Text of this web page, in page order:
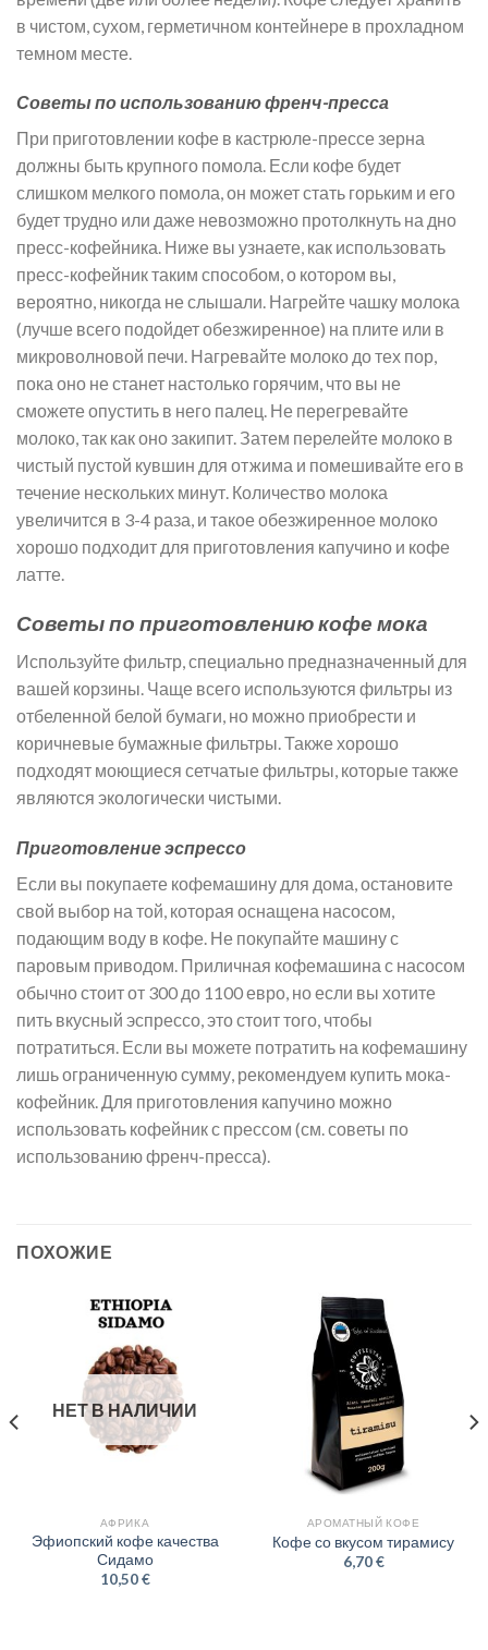
в чистом, сухом, герметичном контейнере в прохладном
темном месте.
Советы по использованию френч-пресса
При приготовлении кофе в кастрюле-прессе зерна
должны быть крупного помола. Если кофе будет
слишком мелкого помола, он может стать горьким и его
будет трудно или даже невозможно протолкнуть на дно
пресс-кофейника. Ниже вы узнаете, как использовать
пресс-кофейник таким способом, о котором вы,
вероятно, никогда не слышали. Нагрейте чашку молока
(лучше всего подойдет обезжиренное) на плите или в
микроволновой печи. Нагревайте молоко до тех пор,
пока оно не станет настолько горячим, что вы не
сможете опустить в него палец. Не перегревайте
молоко, так как оно закипит. Затем перелейте молоко в
чистый пустой кувшин для отжима и помешивайте его в
течение нескольких минут. Количество молока
увеличится в 3-4 раза, и такое обезжиренное молоко
хорошо подходит для приготовления капучино и кофе
латте.
Советы по приготовлению кофе мока
Используйте фильтр, специально предназначенный для
вашей корзины. Чаще всего используются фильтры из
отбеленной белой бумаги, но можно приобрести и
коричневые бумажные фильтры. Также хорошо
подходят моющиеся сетчатые фильтры, которые также
являются экологически чистыми.
Приготовление эспрессо
Если вы покупаете кофемашину для дома, остановите
свой выбор на той, которая оснащена насосом,
подающим воду в кофе. Не покупайте машину с
паровым приводом. Приличная кофемашина с насосом
обычно стоит от 300 до 1100 евро, но если вы хотите
пить вкусный эспрессо, это стоит того, чтобы
потратиться. Если вы можете потратить на кофемашину
лишь ограниченную сумму, рекомендуем купить мока-
кофейник. Для приготовления капучино можно
использовать кофейник с прессом (см. советы по
использованию френч-пресса).
ПОХОЖИЕ
НЕТ В НАЛИЧИИ
АФРИКА
Эфиопский кофе качества
Сидамо
10,50€
АРОМАТНЫЙ КОФЕ
Кофе со вкусом тирамису
6,70€